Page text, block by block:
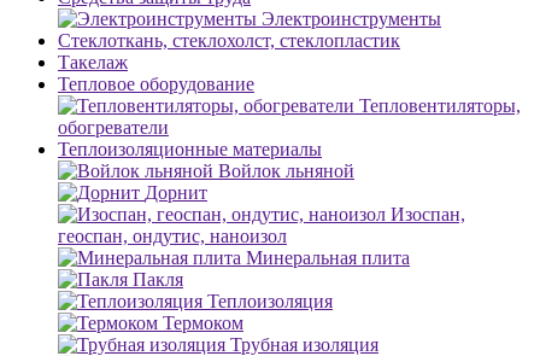
Электроинструменты
Стеклоткань, стеклохолст, стеклопластик
Такелаж
Тепловое оборудование
Тепловентиляторы,
обогреватели
Теплоизоляционные материалы
Войлок льняной
Дорнит
Изоспан,
геоспан, ондутис, наноизол
Минеральная плита
Пакля
Теплоизоляция
Термоком
Трубная изоляция